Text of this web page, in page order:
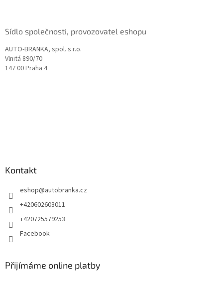
Sídlo společnosti, provozovatel eshopu
AUTO-BRANKA, spol. s r.o.
Vlnitá 890/70
147 00 Praha 4
Kontakt
eshop@autobranka.cz
+420602603011
+420725579253
Facebook
Přijímáme online platby